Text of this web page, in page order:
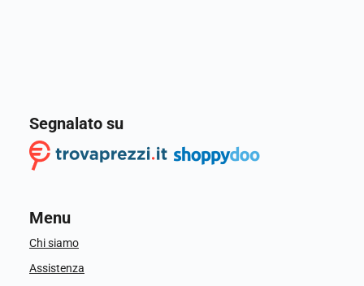
Segnalato su
Menu
Chi siamo
Assistenza